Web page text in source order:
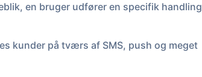
en bruger udfører en specifik handling
kunder på tværs af SMS, push og meget